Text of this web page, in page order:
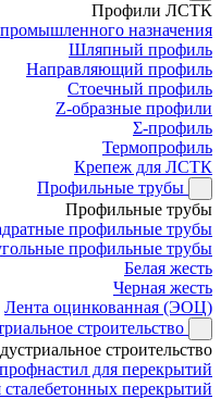
Профили ЛСТК
назначения
Шляпный профиль
Направляющий профиль
Стоечный профиль
Z-образные профили
Σ-профиль
Термопрофиль
Крепеж для ЛСТК
Профильные трубы
Профильные трубы
профильные трубы
профильные трубы
Белая жесть
Черная жесть
Лента оцинкованная (ЭОЦ)
строительство
строительство
для перекрытий
перекрытий